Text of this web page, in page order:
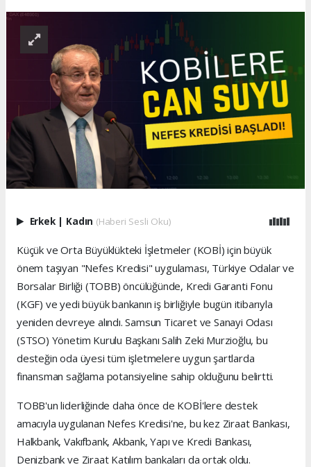
Erkek | Kadın (Haberi Sesli Oku)
Küçük ve Orta Büyüklükteki İşletmeler (KOBİ) için büyük
önem taşıyan "Nefes Kredisi" uygulaması, Türkiye Odalar ve
Borsalar Birliği (TOBB) öncülüğünde, Kredi Garanti Fonu
(KGF) ve yedi büyük bankanın iş birliğiyle bugün itibarıyla
yeniden devreye alındı. Samsun Ticaret ve Sanayi Odası
(STSO) Yönetim Kurulu Başkanı Salih Zeki Murzioğlu, bu
desteğin oda üyesi tüm işletmelere uygun şartlarda
finansman sağlama potansiyeline sahip olduğunu belirtti.
TOBB'un liderliğinde daha önce de KOBİ'lere destek
amacıyla uygulanan Nefes Kredisi'ne, bu kez Ziraat Bankası,
Halkbank, Vakıfbank, Akbank, Yapı ve Kredi Bankası,
Denizbank ve Ziraat Katılım bankaları da ortak oldu.